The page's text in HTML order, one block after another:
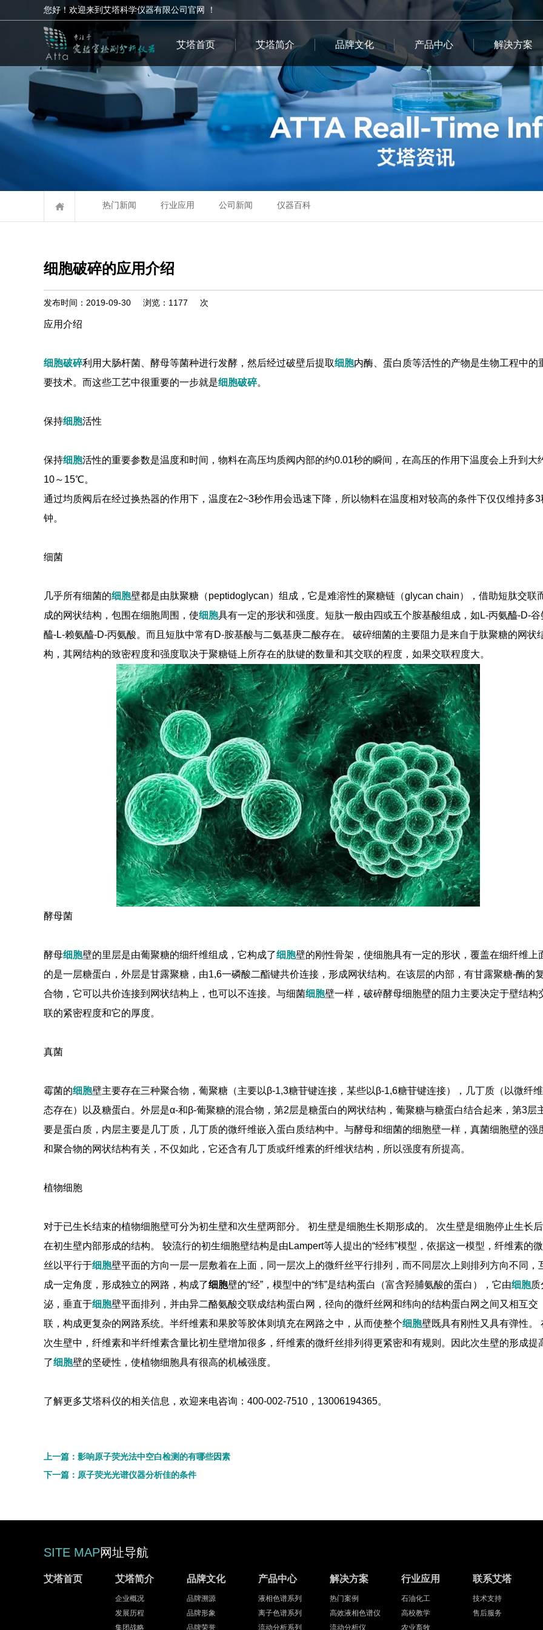
您好！欢迎来到艾塔科学仪器有限公司官网 ！
艾塔首页 艾塔简介 品牌文化 产品中心 解决方案
热门新闻 行业应用 公司新闻 仪器百科
细胞破碎的应用介绍
发布时间：2019-09-30 浏览： 1177 次
应用介绍
细胞破碎利用大肠杆菌、酵母等菌种进行发酵，然后经过破壁后提取细胞内酶、蛋白质等活性的产物是生物工程中的
要技术。而这些工艺中很重要的一步就是细胞破碎。
保持细胞活性
保持细胞活性的重要参数是温度和时间，物料在高压均质阀内部的约0.01秒的瞬间，在高压的作用下温度会上升到大
10～15℃。
通过均质阀后在经过换热器的作用下，温度在2~3秒作用会迅速下降，所以物料在温度相对较高的条件下仅仅维持多3
钟。
细菌
几乎所有细菌的细胞壁都是由肽聚糖（peptidoglycan）组成，它是难溶性的聚糖链（glycan chain），借助短肽交联
成的网状结构，包围在细胞周围，使细胞具有一定的形状和强度。短肽一般由四或五个胺基酸组成，如L-丙氨醯-D-谷
醯-L-赖氨醯-D-丙氨酸。而且短肽中常有D-胺基酸与二氨基庚二酸存在。 破碎细菌的主要阻力是来自于肽聚糖的网状
构，其网结构的致密程度和强度取决于聚糖链上所存在的肽键的数量和其交联的程度，如果交联程度大。
酵母菌
酵母细胞壁的里层是由葡聚糖的细纤维组成，它构成了细胞壁的刚性骨架，使细胞具有一定的形状，覆盖在细纤维上
的是一层糖蛋白，外层是甘露聚糖，由1,6一磷酸二酯键共价连接，形成网状结构。在该层的内部，有甘露聚糖-酶的复
合物，它可以共价连接到网状结构上，也可以不连接。与细菌细胞壁一样，破碎酵母细胞壁的阻力主要决定于壁结构
联的紧密程度和它的厚度。
真菌
霉菌的细胞壁主要存在三种聚合物，葡聚糖（主要以β-1,3糖苷键连接，某些以β-1,6糖苷键连接），几丁质（以微纤
态存在）以及糖蛋白。外层是α-和β-葡聚糖的混合物，第2层是糖蛋白的网状结构，葡聚糖与糖蛋白结合起来，第3层
要是蛋白质，内层主要是几丁质，几丁质的微纤维嵌入蛋白质结构中。与酵母和细菌的细胞壁一样，真菌细胞壁的强
和聚合物的网状结构有关，不仅如此，它还含有几丁质或纤维素的纤维状结构，所以强度有所提高。
植物细胞
对于已生长结束的植物细胞壁可分为初生壁和次生壁两部分。 初生壁是细胞生长期形成的。 次生壁是细胞停止生长后
在初生壁内部形成的结构。 较流行的初生细胞壁结构是由Lampert等人提出的“经纬”模型，依据这一模型，纤维素的
丝以平行于细胞壁平面的方向一层一层敷着在上面，同一层次上的微纤丝平行排列，而不同层次上则排列方向不同，
成一定角度，形成独立的网路，构成了细胞壁的“经”，模型中的“纬”是结构蛋白（富含羟脯氨酸的蛋白），它由细胞质
泌，垂直于细胞壁平面排列，并由异二酪氨酸交联成结构蛋白网，径向的微纤丝网和纬向的结构蛋白网之间又相互交
联，构成更复杂的网路系统。半纤维素和果胶等胶体则填充在网路之中，从而使整个细胞壁既具有刚性又具有弹性。
次生壁中，纤维素和半纤维素含量比初生壁增加很多，纤维素的微纤丝排列得更紧密和有规则。因此次生壁的形成提
了细胞壁的坚硬性，使植物细胞具有很高的机械强度。
了解更多艾塔科仪的相关信息，欢迎来电咨询：400-002-7510，13006194365。
上一篇：影响原子荧光法中空白检测的有哪些因素
下一篇：原子荧光光谱仪器分析佳的条件
SITE MAP网址导航
艾塔首页 艾塔简介
企业概况
发展历程
集团战略
品牌文化
品牌溯源
品牌形象
品牌荣誉
产品中心
液相色谱系列
离子色谱系列
流动分析系列
解决方案
热门案例
高效液相色谱仪
流动分析仪
行业应用
石油化工
高校教学
农业畜牧
联系艾塔
技术支持
售后服务